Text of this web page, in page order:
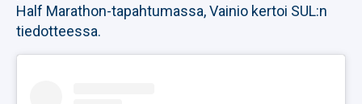
Half Marathon-tapahtumassa, Vainio kertoi SUL:n
tiedotteessa.